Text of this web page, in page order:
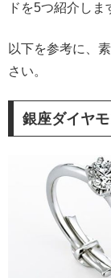
ドを5つ紹介しま
以下を参考に、
さい。
銀座ダイヤ